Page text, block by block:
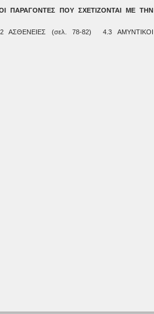
ΠΑΡΑΓΟΝΤΕΣ ΠΟΥ ΣΧΕΤΙΖΟΝΤΑΙ ΜΕ ΤΗΝ
(σελ. 78-82) 4.3 ΑΜΥΝΤΙΚΟΙ